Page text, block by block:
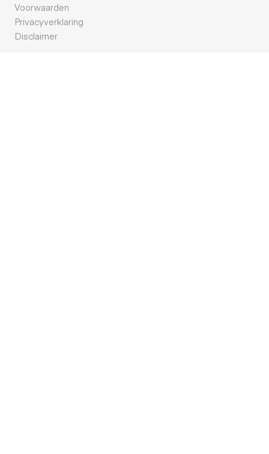
Voorwaarden
Privacyverklaring
Disclaimer